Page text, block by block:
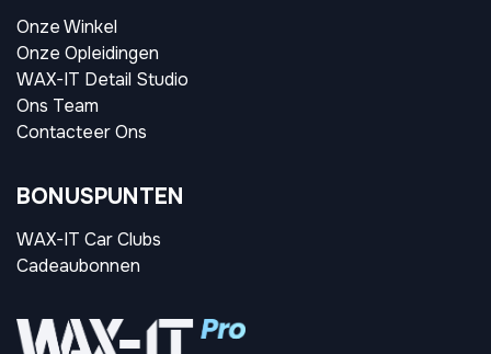
Onze Winkel
Onze Opleidingen
WAX-IT Detail Studio
Ons Team
Contacteer Ons
BONUSPUNTEN
WAX-IT Car Clubs
Cadeaubonnen